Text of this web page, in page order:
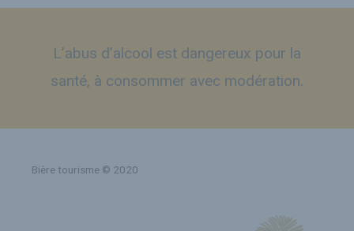
L’abus d’alcool est dangereux pour la
santé, à consommer avec modération.
Bière tourisme © 2020